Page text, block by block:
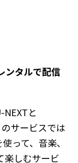
ンタルで配信
と
サービスでは
って、音楽、
楽しむサービ